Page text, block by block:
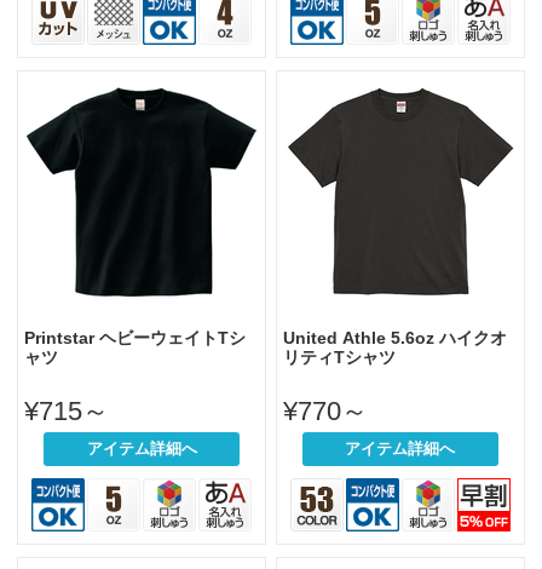
Printstar ヘビーウェイトTシ
ャツ
¥715～
アイテム詳細へ
United Athle 5.6oz ハイクオ
リティTシャツ
¥770～
アイテム詳細へ